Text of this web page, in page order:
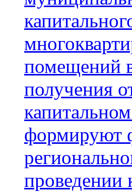
помещений
получения
формируют
проведении